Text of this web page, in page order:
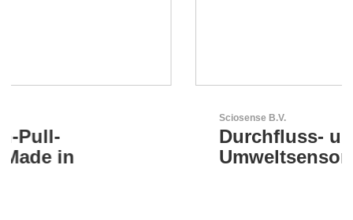
Durchfluss- und
Umweltsensoren